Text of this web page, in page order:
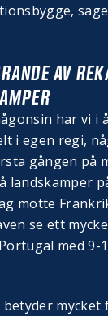
AV
har vi i
i egen regi,
gången på
landskamper
mötte
se ett
med 9-
betyder